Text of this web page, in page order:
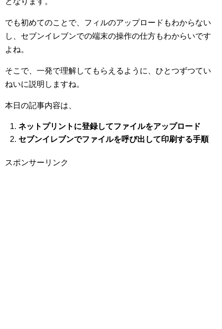
でも初めてのことで、フィルのアップロードもわからない
し、セブンイレブンでの端末の操作の仕方もわからいです
よね。
そこで、一発で理解してもらえるように、ひとつずつてい
ねいに説明しますね。
本日の記事内容は、
ネットプリントに登録してファイルをアップロード
セブンイレブンでファイルを呼び出して印刷する手順
スポンサーリンク